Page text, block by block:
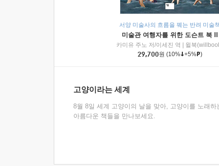
서양 미술사의 흐름을 꿰는 반려 미술
미술관 여행자를 위한 도슨트 북 II
카미유 주노 저/이세진 역
윌북
29,700원 (10% +5% )
고양이라는 세계
8월 8일 세계 고양이의 날을 맞아, 고양이를 노래하
아름다운 책들을 만나보세요.